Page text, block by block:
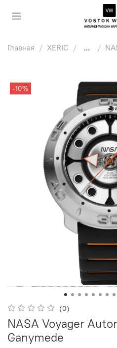
Главная XERIC ...
-10%
(0)
NASA Voyager
Ganymede